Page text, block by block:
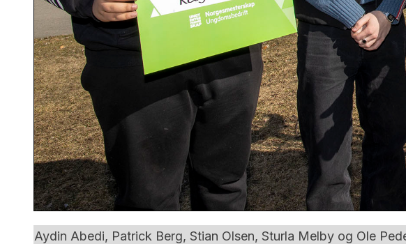
Aydin Abedi, Patrick Berg, Stian Olsen, Sturla Melby og Ole